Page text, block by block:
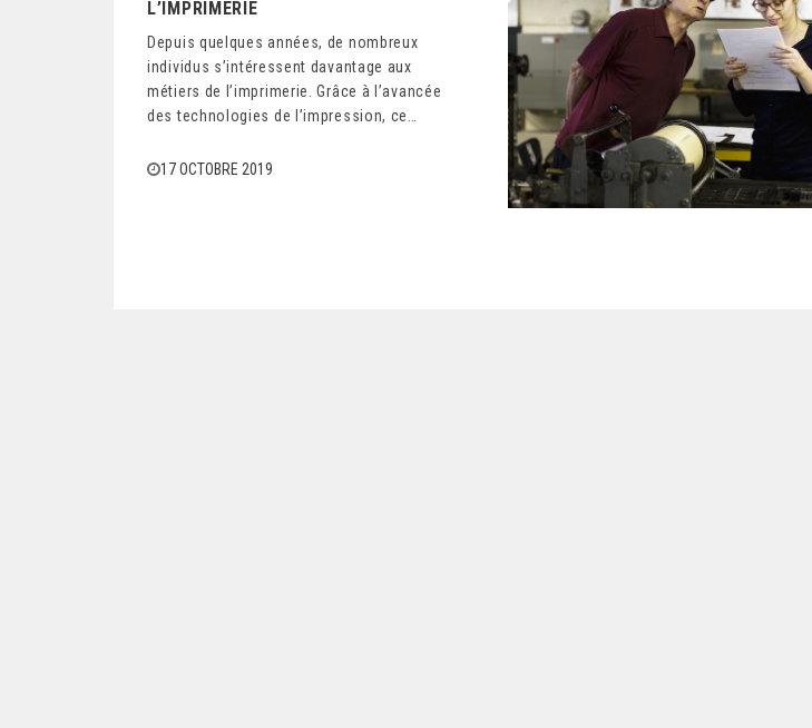
L’IMPRIMERIE
Depuis quelques années, de nombreux
individus s’intéressent davantage aux
métiers de l’imprimerie. Grâce à l’avancée
des technologies de l’impression, ce…
17 OCTOBRE 2019